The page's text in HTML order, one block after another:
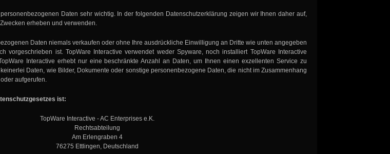
Daten sehr wichtig. In der folgenden Datenschutzerklärung zeigen wir Ihnen daher auf,
erheben und verwenden.
Daten niemals verkaufen oder ohne Ihre ausdrückliche Einwilligung an Dritte wie unten angegeben
vorgeschrieben ist. TopWare Interactive verwendet weder Spyware, noch installiert TopWare Interactive
Interactive erhebt nur eine beschränkte Anzahl an Daten, um Ihnen einen exzellenten Service zu
Daten, wie Bilder, Dokumente oder sonstige personenbezogene Daten, die nicht im Zusammenhang
aufgerufen.
ist:
TopWare Interactive - AC Enterprises e.K.
Rechtsabteilung
Am Erlengraben 4
76275 Ettlingen, Deutschland